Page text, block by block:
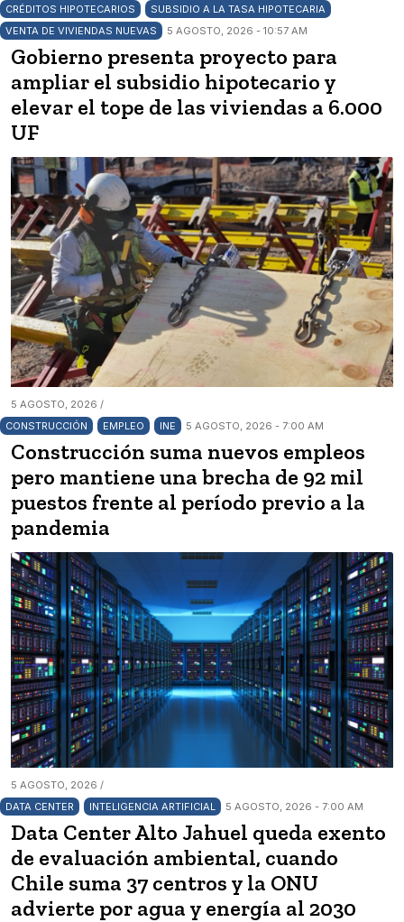
CRÉDITOS HIPOTECARIOS
SUBSIDIO A LA TASA HIPOTECARIA
VENTA DE VIVIENDAS NUEVAS
5 AGOSTO, 2026 - 10:57 AM
Gobierno presenta proyecto para
ampliar el subsidio hipotecario y
elevar el tope de las viviendas a 6.000
UF
5 AGOSTO, 2026 /
CONSTRUCCIÓN
EMPLEO INE 5 AGOSTO, 2026 - 7:00 AM
Construcción suma nuevos empleos
pero mantiene una brecha de 92 mil
puestos frente al período previo a la
pandemia
5 AGOSTO, 2026 /
DATA CENTER
INTELIGENCIA ARTIFICIAL 5 AGOSTO, 2026 - 7:00 AM
Data Center Alto Jahuel queda exento
de evaluación ambiental, cuando
Chile suma 37 centros y la ONU
advierte por agua y energía al 2030